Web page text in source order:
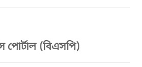
পোর্টাল (বিএসপি)